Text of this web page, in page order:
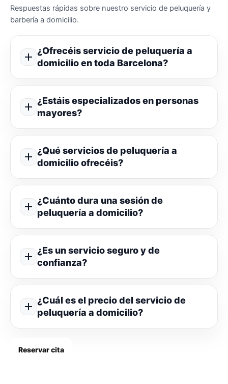
Respuestas rápidas sobre nuestro servicio de peluquería y
barbería a domicilio.
¿Ofrecéis servicio de peluquería a
domicilio en toda Barcelona?
¿Estáis especializados en personas
mayores?
¿Qué servicios de peluquería a
domicilio ofrecéis?
¿Cuánto dura una sesión de
peluquería a domicilio?
¿Es un servicio seguro y de
confianza?
¿Cuál es el precio del servicio de
peluquería a domicilio?
Reservar cita